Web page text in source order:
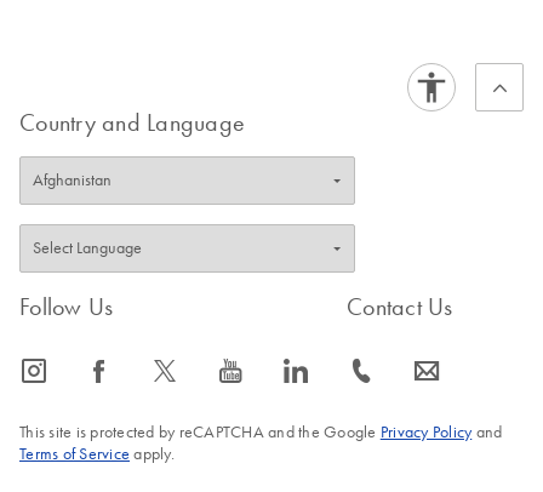
Country and Language
Follow Us
icon_0065_instagram-s icon_0064_facebook-s icon_0340_cc_gen_x-s icon_0077_youtube-s icon_0066_linkedin-s
Contact Us
icon_0072_phone-s icon_0063_envelope-s
This site is protected by reCAPTCHA and the Google Privacy Policyand
Terms of Service apply.